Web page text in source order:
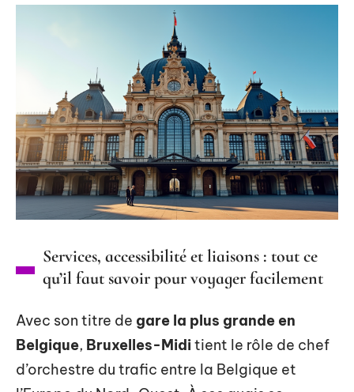
Services, accessibilité et liaisons : tout ce
qu’il faut savoir pour voyager facilement
Avec son titre de gare la plus grande en
Belgique, Bruxelles-Miditient le rôle de chef
d’orchestre du trafic entre la Belgique et